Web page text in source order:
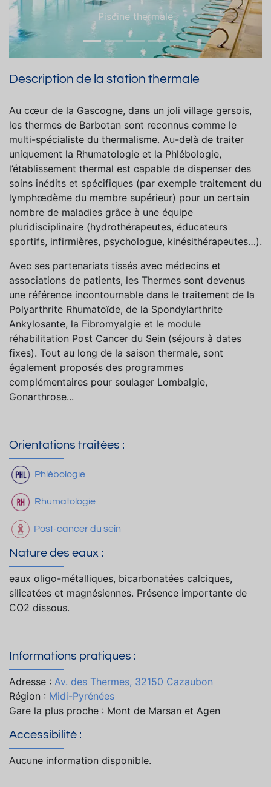
Piscine thermale
Description de la station thermale
Au cœur de la Gascogne, dans un joli village gersois,
les thermes de Barbotan sont reconnus comme le
multi-spécialiste du thermalisme. Au-delà de traiter
uniquement la Rhumatologie et la Phlébologie,
l’établissement thermal est capable de dispenser des
soins inédits et spécifiques (par exemple traitement du
lymphœdème du membre supérieur) pour un certain
nombre de maladies grâce à une équipe
pluridisciplinaire (hydrothérapeutes, éducateurs
sportifs, infirmières, psychologue, kinésithérapeutes…).
Avec ses partenariats tissés avec médecins et
associations de patients, les Thermes sont devenus
une référence incontournable dans le traitement de la
Polyarthrite Rhumatoïde, de la Spondylarthrite
Ankylosante, la Fibromyalgie et le module
réhabilitation Post Cancer du Sein (séjours à dates
fixes). Tout au long de la saison thermale, sont
également proposés des programmes
complémentaires pour soulager Lombalgie,
Gonarthrose...
Orientations traitées :
Phlébologie
Rhumatologie
Post-cancer du sein
Nature des eaux :
eaux oligo-métalliques, bicarbonatées calciques,
silicatées et magnésiennes. Présence importante de
CO2 dissous.
Informations pratiques :
Adresse : Av. des Thermes, 32150 Cazaubon
Région : Midi-Pyrénées
Gare la plus proche : Mont de Marsan et Agen
Accessibilité :
Aucune information disponible.